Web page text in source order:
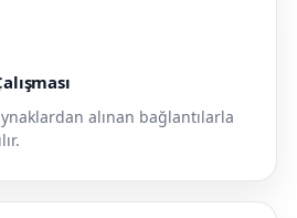
alınan bağlantılarla